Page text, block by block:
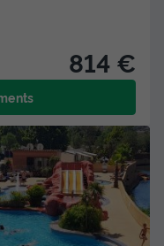
814 €